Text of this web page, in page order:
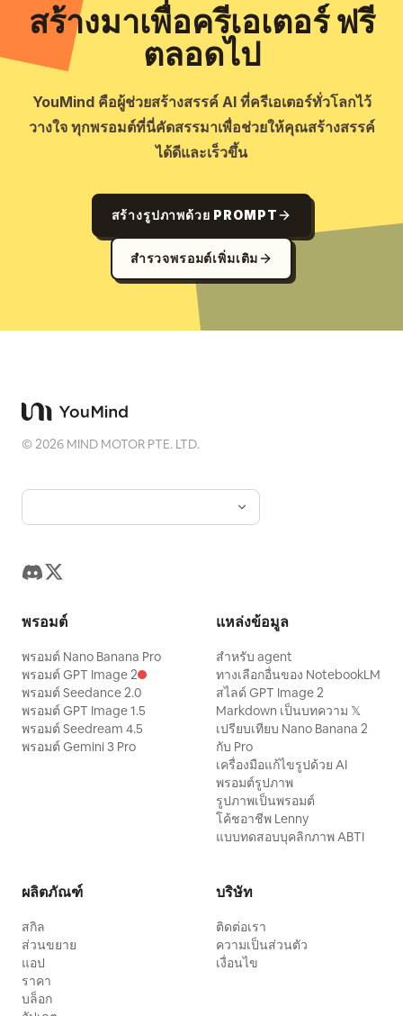
สร้างมาเพื่อครีเอเตอร์ ฟรี
ตลอดไป
YouMind คือผู้ช่วยสร้างสรรค์ AI ที่ครีเอเตอร์ทั่วโลกไว้
วางใจ ทุกพรอมต์ที่นี่คัดสรรมาเพื่อช่วยให้คุณสร้างสรรค์
ได้ดีและเร็วขึ้น
สร้างรูปภาพด้วย PROMPT
สำรวจพรอมต์เพิ่มเติม
©2026 MIND MOTOR PTE. LTD.
พรอมต์
พรอมต์ Nano Banana Pro
พรอมต์ GPT Image 2
พรอมต์ Seedance 2.0
พรอมต์ GPT Image 1.5
พรอมต์ Seedream 4.5
พรอมต์ Gemini 3 Pro
แหล่งข้อมูล
สำหรับ agent
ทางเลือกอื่นของ NotebookLM
สไลด์ GPT Image 2
Markdown เป็นบทความ 𝕏
เปรียบเทียบ Nano Banana 2
กับ Pro
เครื่องมือแก้ไขรูปด้วย AI
พรอมต์รูปภาพ
รูปภาพเป็นพรอมต์
โค้ชอาชีพ Lenny
แบบทดสอบบุคลิกภาพ ABTI
ผลิตภัณฑ์
สกิล
ส่วนขยาย
แอป
ราคา
บล็อก
บริษัท
ติดต่อเรา
ความเป็นส่วนตัว
เงื่อนไข